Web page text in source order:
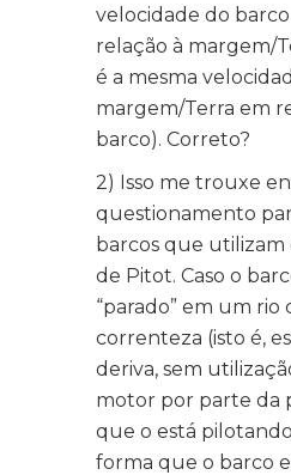
velocidade do
relação à margem/
é a mesma
margem/Terra em
barco). Correto?
2) Isso me trouxe
questionamento
barcos que
de Pitot. Caso o
“parado” em um rio
correnteza (isto é,
deriva, sem
motor por parte da
que o está
forma que o barco